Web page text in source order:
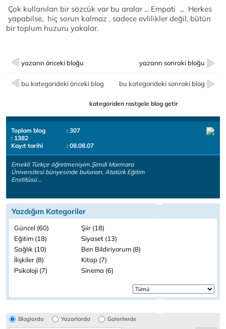
Çok kullanılan bir sözcük var bu aralar ... Empati ... Herkes
yapabilse, hiç sorun kalmaz , sadece evlilikler değil, bütün
bir toplum huzuru yakalar.
yazarın önceki bloğu yazarın sonraki bloğu
bu kategorideki önceki blog bu kategorideki sonraki blog
kategoriden rastgele blog getir
Toplam blog
: 307
: 1382
Kayıt tarihi
: 08.08.07
Emekli Türkçe öğretmeniyim.Şimdi Marmara
Üniversitesi bünyesinde bulunan, Atatürk Eğitim
Enstitüsü ..
Yazdığım Kategoriler
Güncel (60)
Şiir (18)
Eğitim (18)
Siyaset (13)
Sağlık (10)
Ben Bildiriyorum (8)
İlişkiler (8)
Kitap (7)
Psikoloji (7)
Sinema (6)
Bloglarda Yazarlarda Galerilerde